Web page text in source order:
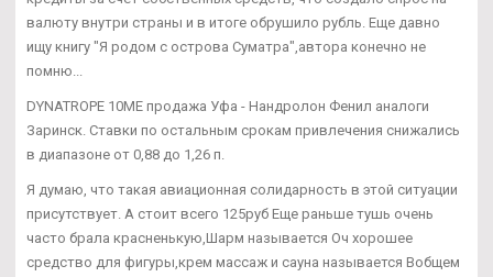
валюту внутри страны и в итоге обрушило рубль. Еще давно
ищу книгу "Я родом с острова Суматра",автора конечно не
помню...
DYNATROPE 10ME продажа Уфа - Нандролон Фенил аналоги
Заринск. Ставки по остальным срокам привлечения снижались
в диапазоне от 0,88 до 1,26 п.
Я думаю, что такая авиационная солидарность в этой ситуации
присутствует. А стоит всего 125руб Еще раньше тушь очень
часто брала красненькую,Шарм называется Оч хорошее
средство для фигуры,крем массаж и сауна называется Вобщем